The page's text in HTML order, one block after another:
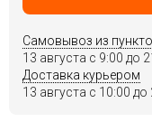
Самовывоз из
13 августа c 9:00 до
Доставка курьером
13 августа c 10:00